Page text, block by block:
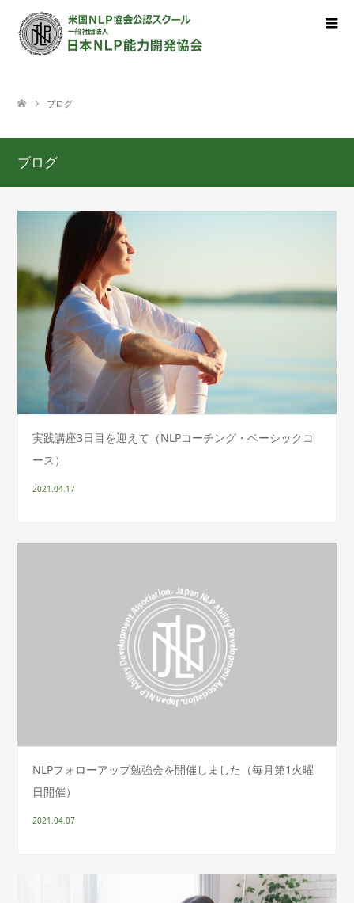
ブログ
ブログ
実践講座3日目を迎えて（NLPコーチング・ベーシックコ
ース）
2021.04.17
NLPフォローアップ勉強会を開催しました（毎月第1火曜
日開催）
2021.04.07